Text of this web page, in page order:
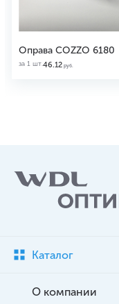
Оправа COZZO 6180
за 1 шт.46.12 руб.
Каталог
О компании